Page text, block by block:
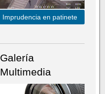
Imprudencia en patinete
Galería
Multimedia